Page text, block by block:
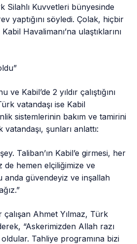
Silahlı Kuvvetleri bünyesinde
yaptığını söyledi. Çolak, hiçbir
Havalimanı’na ulaştıklarını
ve Kabil’de 2 yıldır çalıştığını
vatandaşı ise Kabil
sistemlerinin bakım ve tamirini
vatandaşı, şunları anlattı:
Taliban’ın Kabil’e girmesi, her
de hemen elçiliğimize ve
anda güvendeyiz ve inşallah
çalışan Ahmet Yılmaz, Türk
“Askerimizden Allah razı
oldular. Tahliye programına bizi